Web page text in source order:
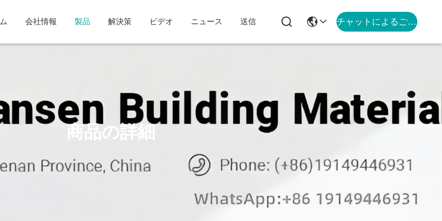
会社情報 製品 解決策 ビデオ ニュース 送信 チャットによるご相談
商品の詳細